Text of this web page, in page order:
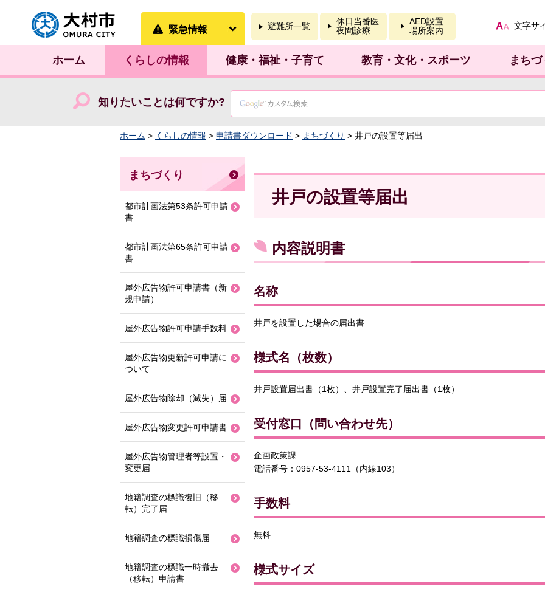
大村市
緊急情報 避難所一覧
休日当番医
夜間診療
AED設置
場所案内
文字サ
ホーム くらしの情報 健康・福祉・子育て 教育・文化・スポーツ まち
知りたいことは何ですか?
ホーム > くらしの情報 > 申請書ダウンロード > まちづくり > 井戸の設置等届出
井戸の設置等届出
内容説明書
名称
井戸を設置した場合の届出書
様式名（枚数）
井戸設置届出書（1枚）、井戸設置完了届出書（1枚）
受付窓口（問い合わせ先）
企画政策課
電話番号：0957-53-4111（内線103）
手数料
無料
様式サイズ
まちづくり
都市計画法第53条許可申請
書
都市計画法第65条許可申請
書
屋外広告物許可申請書（新
規申請）
屋外広告物許可申請手数料
屋外広告物更新許可申請に
ついて
屋外広告物除却（滅失）届
屋外広告物変更許可申請書
屋外広告物管理者等設置・
変更届
地籍調査の標識復旧（移
転）完了届
地籍調査の標識損傷届
地籍調査の標識一時撤去
（移転）申請書